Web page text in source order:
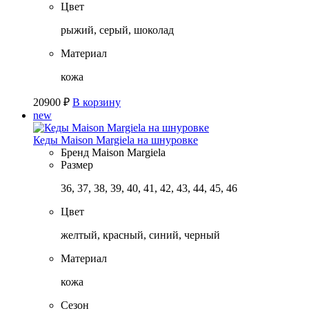
Цвет
рыжий, серый, шоколад
Материал
кожа
20900 ₽ В корзину
new
Кеды Maison Margiela на шнуровке
Бренд Maison Margiela
Размер
36, 37, 38, 39, 40, 41, 42, 43, 44, 45, 46
Цвет
желтый, красный, синий, черный
Материал
кожа
Сезон